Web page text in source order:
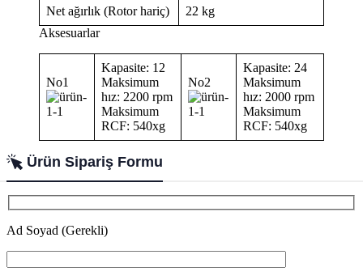
Net ağırlık (Rotor hariç)
22 kg
Aksesuarlar
No1
Kapasite: 12
Maksimum
hız: 2200 rpm
Maksimum
RCF: 540xg
No2
Kapasite: 24
Maksimum
hız: 2000 rpm
Maksimum
RCF: 540xg
Ürün Sipariş Formu
Ad Soyad (Gerekli)